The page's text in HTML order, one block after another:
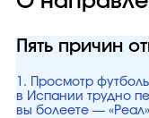
Пять причин
1. Просмотр
в Испании трудно
вы болеете —